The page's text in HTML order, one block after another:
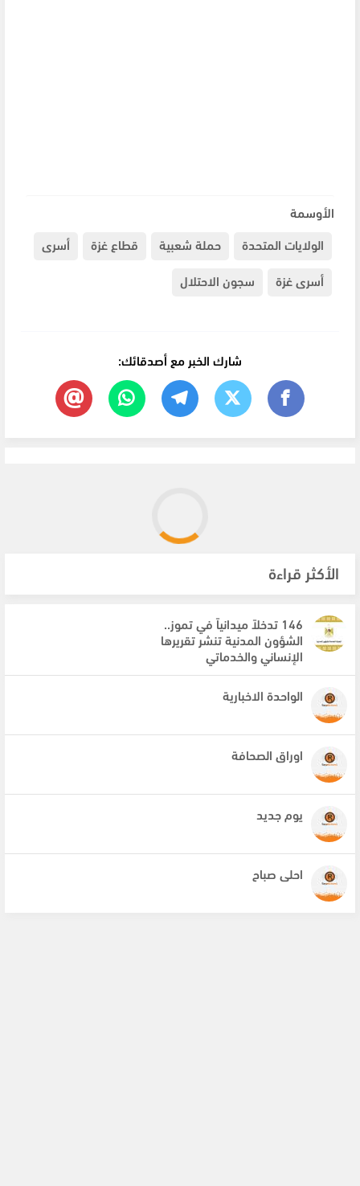
الأوسمة
الولايات المتحدة
حملة شعبية قطاع غزة
أسرى
أسرى غزة
سجون الاحتلال
شارك الخبر مع أصدقائك:
الأكثر قراءة
146 تدخلاً ميدانياً في تموز..
الشؤون المدنية تنشر تقريرها
الإنساني والخدماتي
الواحدة الاخبارية
اوراق الصحافة
يوم جديد
احلى صباح